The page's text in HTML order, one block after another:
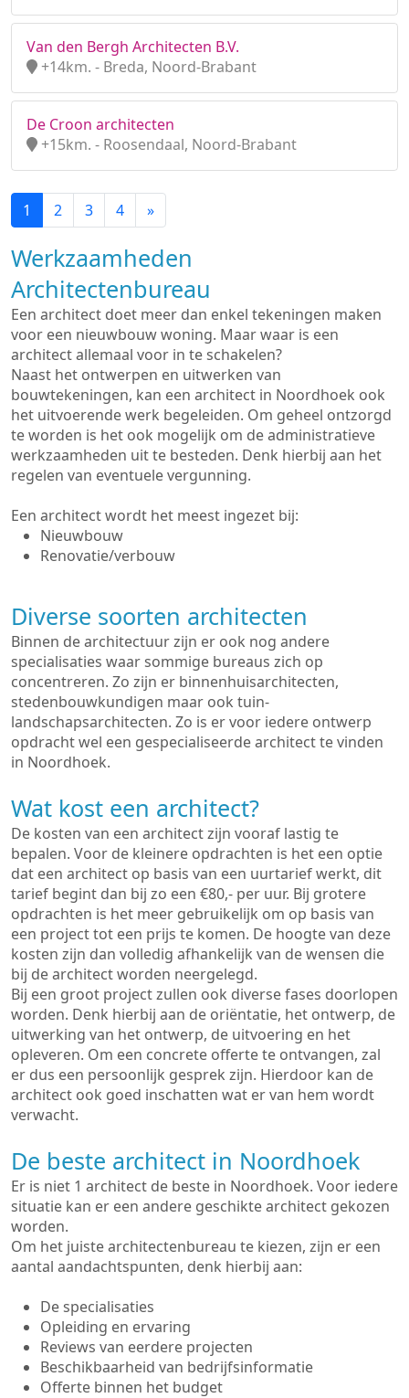
Van den Bergh Architecten B.V.
+14km. - Breda, Noord-Brabant
De Croon architecten
+15km. - Roosendaal, Noord-Brabant
1 2 3 4 »
Werkzaamheden
Architectenbureau
Een architect doet meer dan enkel tekeningen maken
voor een nieuwbouw woning. Maar waar is een
architect allemaal voor in te schakelen?
Naast het ontwerpen en uitwerken van
bouwtekeningen, kan een architect in Noordhoek ook
het uitvoerende werk begeleiden. Om geheel ontzorgd
te worden is het ook mogelijk om de administratieve
werkzaamheden uit te besteden. Denk hierbij aan het
regelen van eventuele vergunning.
Een architect wordt het meest ingezet bij:
Nieuwbouw
Renovatie/verbouw
Diverse soorten architecten
Binnen de architectuur zijn er ook nog andere
specialisaties waar sommige bureaus zich op
concentreren. Zo zijn er binnenhuisarchitecten,
stedenbouwkundigen maar ook tuin-
landschapsarchitecten. Zo is er voor iedere ontwerp
opdracht wel een gespecialiseerde architect te vinden
in Noordhoek.
Wat kost een architect?
De kosten van een architect zijn vooraf lastig te
bepalen. Voor de kleinere opdrachten is het een optie
dat een architect op basis van een uurtarief werkt, dit
tarief begint dan bij zo een €80,- per uur. Bij grotere
opdrachten is het meer gebruikelijk om op basis van
een project tot een prijs te komen. De hoogte van deze
kosten zijn dan volledig afhankelijk van de wensen die
bij de architect worden neergelegd.
Bij een groot project zullen ook diverse fases doorlopen
worden. Denk hierbij aan de oriëntatie, het ontwerp, de
uitwerking van het ontwerp, de uitvoering en het
opleveren. Om een concrete offerte te ontvangen, zal
er dus een persoonlijk gesprek zijn. Hierdoor kan de
architect ook goed inschatten wat er van hem wordt
verwacht.
De beste architect in Noordhoek
Er is niet 1 architect de beste in Noordhoek. Voor iedere
situatie kan er een andere geschikte architect gekozen
worden.
Om het juiste architectenbureau te kiezen, zijn er een
aantal aandachtspunten, denk hierbij aan:
De specialisaties
Opleiding en ervaring
Reviews van eerdere projecten
Beschikbaarheid van bedrijfsinformatie
Offerte binnen het budget